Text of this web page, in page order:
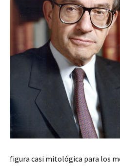
figura casi mitológica para los